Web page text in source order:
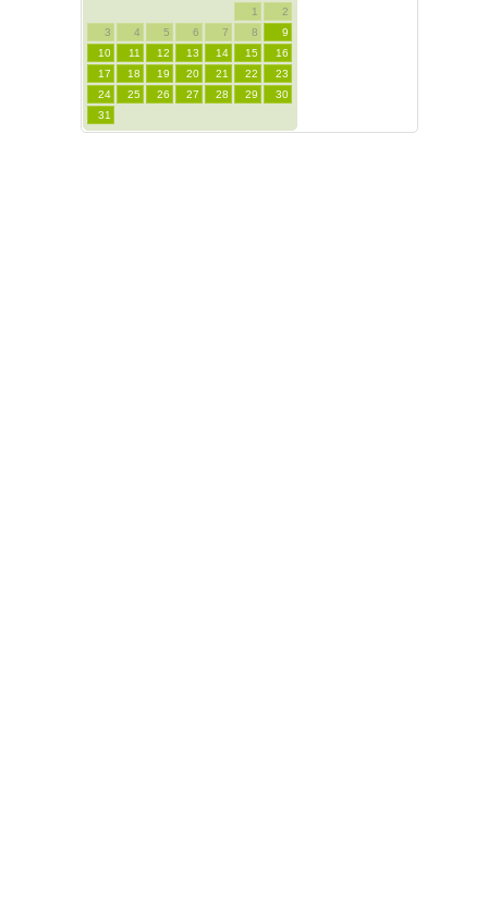
1
2
3
4 5 6 7 8
9
10
11 12 13 14 15
16
17
18 19 20 21 22
23
24
25 26 27 28 29
30
31